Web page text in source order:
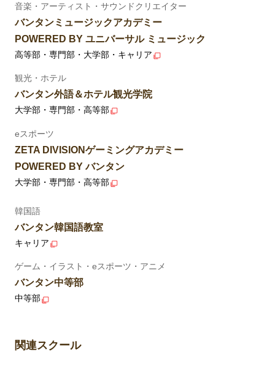
音楽・アーティスト・サウンドクリエイター
バンタンミュージックアカデミー
POWERED BY ユニバーサル ミュージック
高等部・専門部・大学部・キャリア
観光・ホテル
バンタン外語＆ホテル観光学院
大学部・専門部・高等部
eスポーツ
ZETA DIVISIONゲーミングアカデミー
POWERED BY バンタン
大学部・専門部・高等部
韓国語
バンタン韓国語教室
キャリア
ゲーム・イラスト・eスポーツ・アニメ
バンタン中等部
中等部
関連スクール